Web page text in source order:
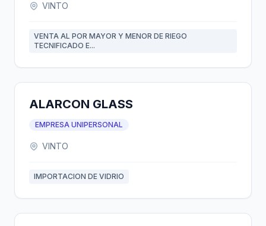
VINTO
VENTA AL POR MAYOR Y MENOR DE RIEGO
TECNIFICADO E...
ALARCON GLASS
EMPRESA UNIPERSONAL
VINTO
IMPORTACION DE VIDRIO